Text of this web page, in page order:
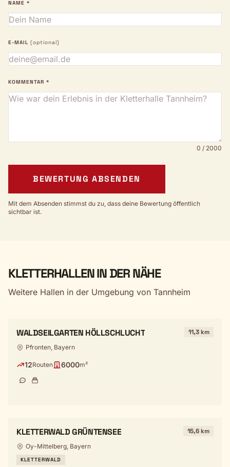
NAME *
E-MAIL (optional)
KOMMENTAR *
0 / 2000
BEWERTUNG ABSENDEN
Mit dem Absenden stimmst du zu, dass deine Bewertung öffentlich
sichtbar ist.
KLETTERHALLEN IN DER NÄHE
Weitere Hallen in der Umgebung von Tannheim
WALDSEILGARTEN HÖLLSCHLUCHT 11,3 km
Pfronten, Bayern
12Routen 6000m²
KLETTERWALD GRÜNTENSEE 15,6 km
Oy-Mittelberg, Bayern
KLETTERWALD